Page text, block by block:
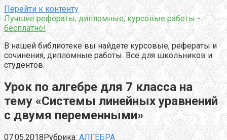
Перейти к контенту
Лучшие рефераты, дипломные, курсовые работы -
бесплатно!
В нашей библиотеке вы найдете курсовые, рефераты и
сочинения, дипломные работы. Все для школьников и
студентов.
Урок по алгебре для 7 класса на
тему «Системы линейных уравнений
с двумя переменными»
07.05.2018Рубрика: АЛГЕБРА